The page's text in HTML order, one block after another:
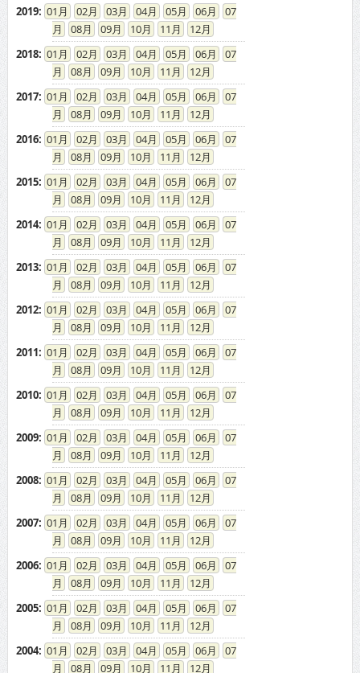
2019: 01 02 03 04 05 06
07
08
09 10 11
12
2018: 01 02 03 04 05 06
07
08
09 10 11
12
2017: 01 02 03 04 05 06
07
08
09 10 11
12
2016: 01 02 03 04 05 06
07
08
09 10 11
12
2015: 01 02 03 04 05 06
07
08
09 10 11
12
2014: 01 02 03 04 05 06
07
08
09 10 11
12
2013: 01 02 03 04 05 06
07
08
09 10 11
12
2012: 01 02 03 04 05 06
07
08
09 10 11
12
2011: 01 02 03 04 05 06
07
08
09 10 11
12
2010: 01 02 03 04 05 06
07
08
09 10 11
12
2009: 01 02 03 04 05 06
07
08
09 10 11
12
2008: 01 02 03 04 05 06
07
08
09 10 11
12
2007: 01 02 03 04 05 06
07
08
09 10 11
12
2006: 01 02 03 04 05 06
07
08
09 10 11
12
2005: 01 02 03 04 05 06
07
08
09 10 11
12
2004: 01 02 03 04 05 06
07
08
09 10 11
12